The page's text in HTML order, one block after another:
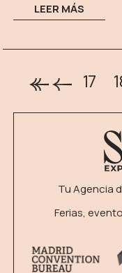
LEER MÁS
17
Tu Agencia
Ferias,